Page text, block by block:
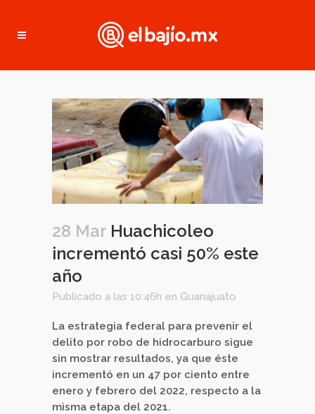
28 Mar Huachicoleo
incrementó casi 50% este
año
Publicado a las 10:46h en Guanajuato
La estrategia federal para prevenir el
delito por robo de hidrocarburo sigue
sin mostrar resultados, ya que éste
incrementó en un 47 por ciento entre
enero y febrero del 2022, respecto a la
misma etapa del 2021.